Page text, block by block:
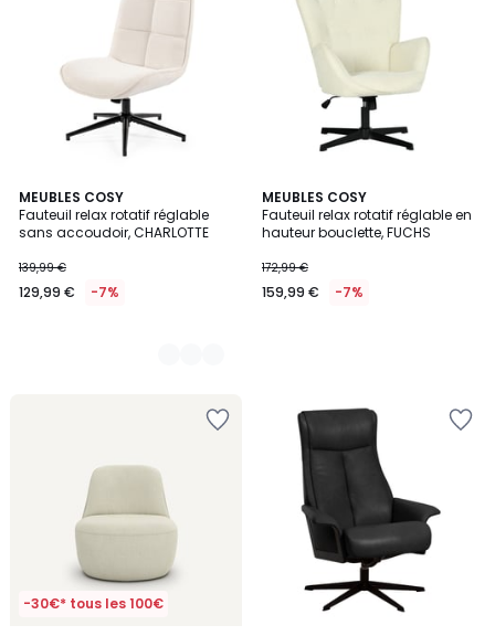
MEUBLES COSY
Fauteuil relax rotatif réglable
sans accoudoir, CHARLOTTE
139,99 €
129,99 € -7%
2
Couleurs
MEUBLES COSY
Fauteuil relax rotatif réglable en
hauteur bouclette, FUCHS
172,99 €
159,99 € -7%
-30€* tous les 100€